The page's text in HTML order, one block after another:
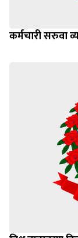
कर्मचारी सरुवा